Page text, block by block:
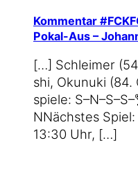
Kommentar
Pokal-Aus –
[…] Schlei­mer
shi, Okunu­ki
spie­le:
NNächs­tes
13:30 Uhr, […]